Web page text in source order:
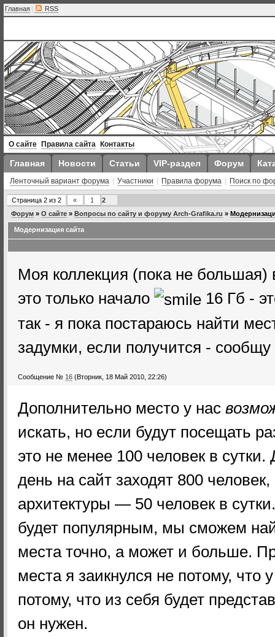
Главная | RSS
О сайте Правила сайта Контакты
Главная Новости Статьи VIP-раздел Форум
Ленточный вариант форума Участники Правила форума Поиск по
Страница 2 из 2 « 1
2
Форум » О сайте » Вопросы по сайту и форуму Arch-Grafika.ru »
Модернизация сайта
Моя коллекция (пока не большая)
это только начало
16 Гб -
так - я пока постараюсь найти
задумки, если получится - сообщу
Сообщение № 16 (Вторник, 18 Май 2010, 22:26)
Дополнительно место у нас
искать, но если будут посещать
это не менее 100 человек в
день на сайт заходят 800
архитектуры — 50 человек в
будет популярным, мы сможем
места точно, а может и больше.
места я заикнулся не потому, что
потому, что из себя будет
он нужен.